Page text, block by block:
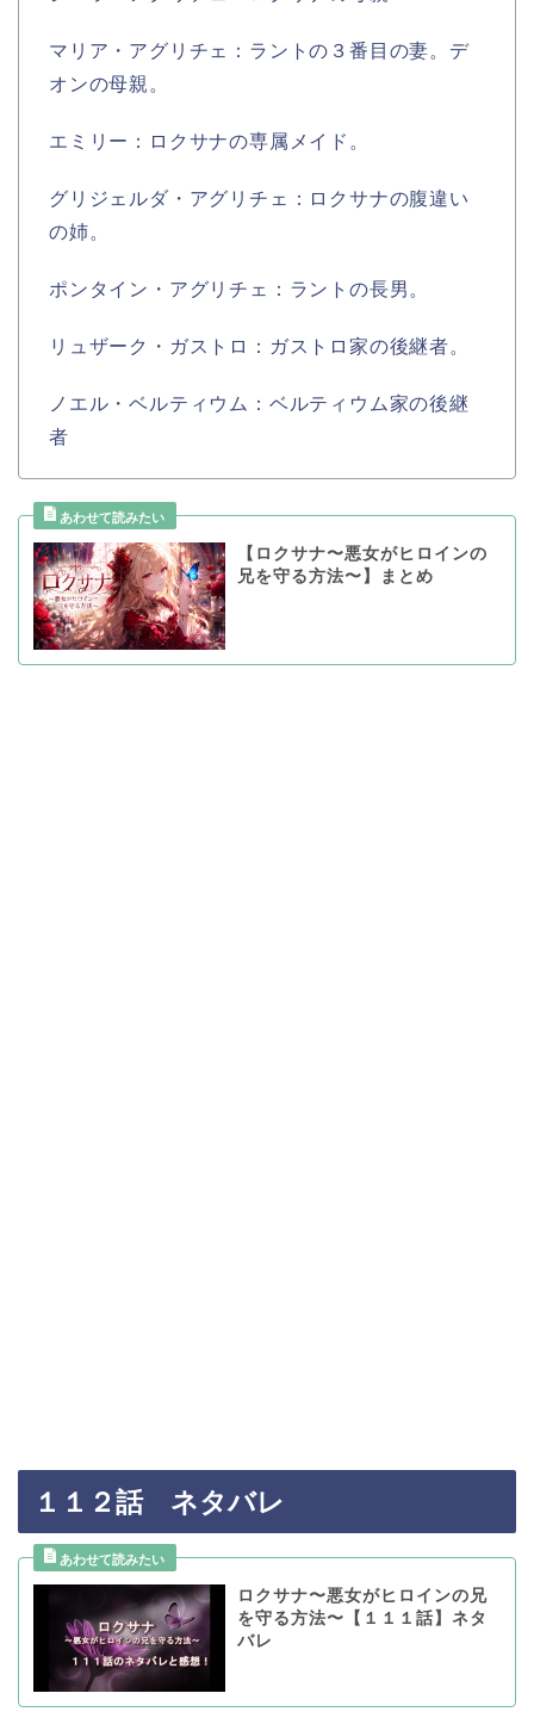
マリア・アグリチェ：ラントの３番目の妻。デ
オンの母親。
エミリー：ロクサナの専属メイド。
グリジェルダ・アグリチェ：ロクサナの腹違い
の姉。
ポンタイン・アグリチェ：ラントの長男。
リュザーク・ガストロ：ガストロ家の後継者。
ノエル・ベルティウム：ベルティウム家の後継
者
【ロクサナ〜悪女がヒロインの
兄を守る方法〜】まとめ
１１２話 ネタバレ
ロクサナ〜悪女がヒロインの兄
を守る方法〜【１１１話】ネタ
バレ